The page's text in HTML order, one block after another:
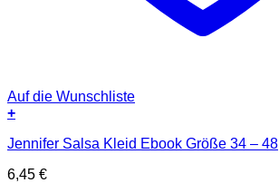
Auf die Wunschliste
+
Jennifer Salsa Kleid Ebook Größe 34 – 48
6,45 €